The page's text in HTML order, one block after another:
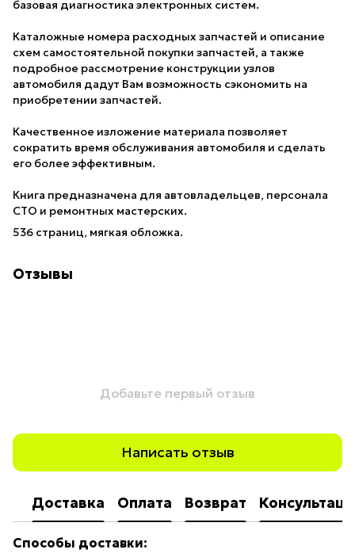
базовая диагностика электронных систем.
Каталожные номера расходных запчастей и описание
схем самостоятельной покупки запчастей, а также
подробное рассмотрение конструкции узлов
автомобиля дадут Вам возможность сэкономить на
приобретении запчастей.
Качественное изложение материала позволяет
сократить время обслуживания автомобиля и сделать
его более эффективным.
Книга предназначена для автовладельцев, персонала
СТО и ремонтных мастерских.
536 страниц, мягкая обложка.
Отзывы
Добавьте первый отзыв
Написать отзыв
Доставка Оплата Возврат
Способы доставки: